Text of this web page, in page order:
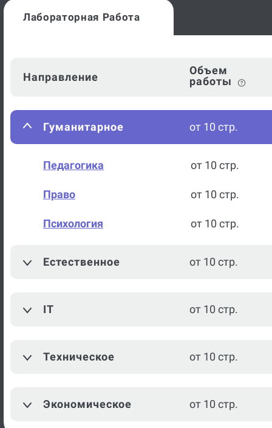
Лабораторная Работа
Направление
Объем
работы
Гуманитарное от 10 стр.
Педагогика от 10 стр.
Право от 10 стр.
Психология от 10 стр.
Естественное от 10 стр.
IT от 10 стр.
Техническое от 10 стр.
Экономическое от 10 стр.